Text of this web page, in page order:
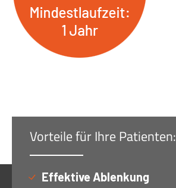
Vorteile für Ihre Patienten:
Effektive Ablenkung